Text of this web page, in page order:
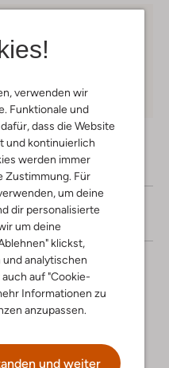
verwenden wir
Funktionale und
dass die Website
und kontinuierlich
werden immer
Zustimmung. Für
um deine
dir personalisierte
um deine
klickst,
analytischen
auf "Cookie-
Informationen zu
anzupassen.
und weiter